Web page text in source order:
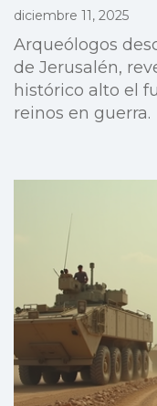
diciembre 11, 2025
Arqueólogos
de Jerusalén,
histórico alto el
reinos en guerra.